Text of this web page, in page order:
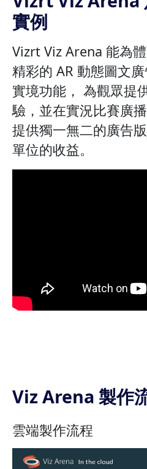
實例
Vizrt Viz Arena 能為
精彩的 AR 動態圖文
實境功能， 為觀眾提
驗，並在實況比賽廣
提供獨一無二的廣告
單位的收益。
Viz Arena 製作
雲端製作流程